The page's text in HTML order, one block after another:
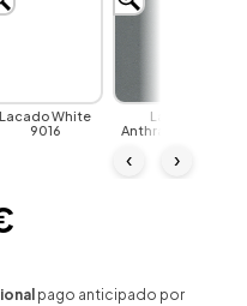
Lacado White
9016
Lacado
Anthracite 7043
‹ ›
pago anticipado por